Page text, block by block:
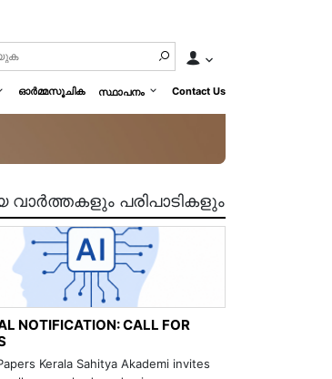
ഓർമ്മസൂചിക സ്ഥാപനം Contact Us
വാർത്തകളും പരിപാടികളും
NOTIFICATION: CALL FOR
Kerala Sahitya Akademi invites